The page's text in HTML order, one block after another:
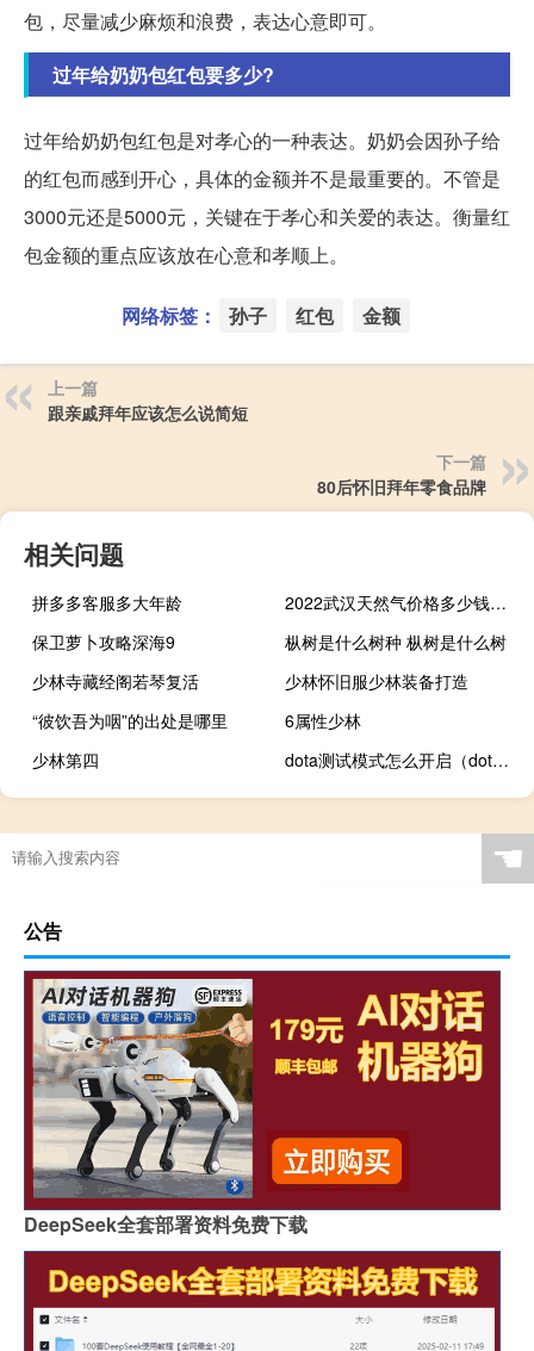
包，尽量减少麻烦和浪费，表达心意即可。
过年给奶奶包红包要多少?
过年给奶奶包红包是对孝心的一种表达。奶奶会因孙子给
的红包而感到开心，具体的金额并不是最重要的。不管是
3000元还是5000元，关键在于孝心和关爱的表达。衡量红
包金额的重点应该放在心意和孝顺上。
网络标签： 孙子 红包 金额
上一篇
跟亲戚拜年应该怎么说简短
下一篇
80后怀旧拜年零食品牌
相关问题
拼多多客服多大年龄
2022武汉天然气价格多少钱一方（武汉天然气价格）
保卫萝卜攻略深海9
枞树是什么树种 枞树是什么树
少林寺藏经阁若琴复活
少林怀旧服少林装备打造
“彼饮吾为咽”的出处是哪里
6属性少林
少林第四
dota测试模式怎么开启（dota测试模式）
☚
公告
DeepSeek全套部署资料免费下载